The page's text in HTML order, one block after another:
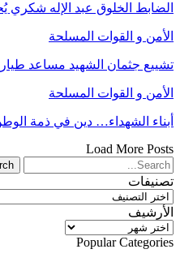
الضابط الخلوق عبد الإله شكري
الأمن و القوات المسلحة
تشييع جثمان الشهيد مساعد
الأمن و القوات المسلحة
أبناء الشهداء… دين في ذمة
Load More Posts
تصنيفات
تصنيفات
الأرشيف
الأرشيف
Popular Categories